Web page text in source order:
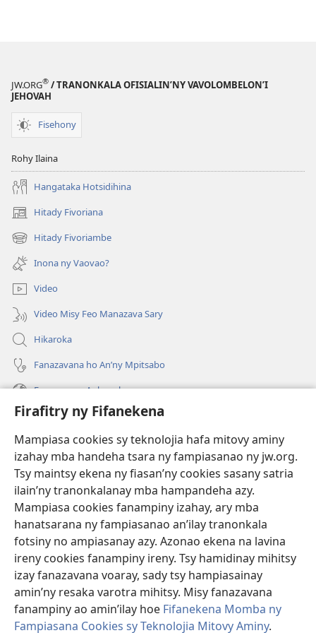
Firafitry ny Fifanekena
Mampiasa cookies sy teknolojia hafa mitovy aminy
izahay mba handeha tsara ny fampiasanao ny jw.org.
Tsy maintsy ekena ny fiasan’ny cookies sasany satria
ilain’ny tranonkalanay mba hampandeha azy.
Mampiasa cookies fanampiny izahay, ary mba
hanatsarana ny fampiasanao an’ilay tranonkala
fotsiny no ampiasanay azy. Azonao ekena na lavina
ireny cookies fanampiny ireny. Tsy hamidinay mihitsy
izay fanazavana voaray, sady tsy hampiasainay
amin’ny resaka varotra mihitsy. Misy fanazavana
fanampiny ao amin’ilay hoe Fifanekena Momba ny
Fampiasana Cookies sy Teknolojia Mitovy Aminy.
JW.ORG® / TRANONKALA OFISIALIN’NY VAVOLOMBELON’I
JEHOVAH
Fisehony
Rohy Ilaina
Hangataka Hotsidihina
Hitady Fivoriana
(manokatra
rohy) Hitady Fivoriambe
(manokatra
rohy) Inona ny Vaovao?
Video
Video Misy Feo Manazava Sary
Hikaroka
Fanazavana ho An’ny Mpitsabo
Fanazavana Ankapobeny
Fanampiana
Fanomezana
(manokatra
rohy)
FITEHIRIZAM-BOKIN’NY Vavolombelon’i Jehovah
(manokatra
rohy)
JW Hub
(manokatra
rohy)
JW Library
Watchtower Library ®